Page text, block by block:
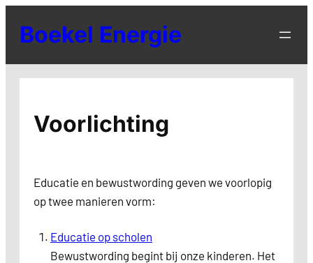
naarBoekel Energie
Voorlichting
Educatie en bewustwording geven we voorlopig
op twee manieren vorm:
Educatie op scholen
Bewustwording begint bij onze kinderen. Het